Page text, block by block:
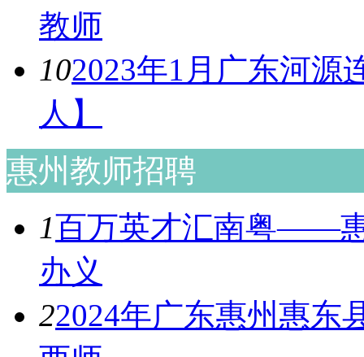
教师
102023年1月广东河源
人】
惠州教师招聘
1百万英才汇南粤——
办义
22024年广东惠州惠东